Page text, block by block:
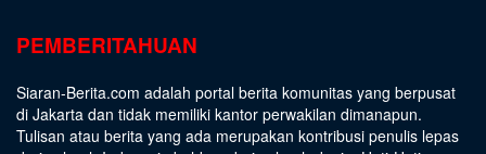
PEMBERITAHUAN
Siaran-Berita.com adalah portal berita komunitas yang berpusat
di Jakarta dan tidak memiliki kantor perwakilan dimanapun.
Tulisan atau berita yang ada merupakan kontribusi penulis lepas